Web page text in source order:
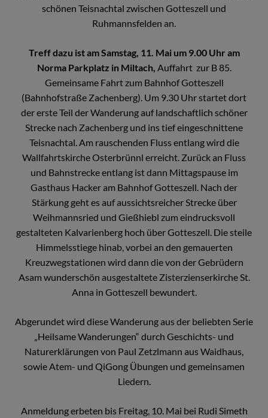
schönen Teisnachtal zwischen Gotteszell und
Ruhmannsfelden an.
Treff dazu ist am Samstag, 11. Mai um 9.00 Uhr am
Norma Parkplatz in Miltach, Auffahrt zur B 85.
Gemeinsame Fahrt zum Bahnhof Gotteszell
(Bahnhofstraße Zachenberg). Um 9.30 Uhr startet dort
der erste Teil der Wanderung auf landschaftlich schöner
Strecke nach Zachenberg und ins tief eingeschnittene
Teisnachtal. Am rauschenden Fluss entlang wird die
Wallfahrtskirche Osterbrünnl erreicht. Zurück an Fluss
und Bahnstrecke entlang ist dann Mittagspause im
Gasthaus Hacker am Bahnhof Gotteszell. Nach der
Stärkung geht es auf aussichtsreicher Strecke über
Weihmannsried und Gießhiebl zum eindrucksvoll
gestalteten Kalvarienberg hoch über Gotteszell. Die steile
Himmelsstiege hinab, vorbei an den gemauerten
Kreuzwegstationen wird dann die von der Gebrüdern
Asam wunderschön ausgestaltete Zisterzienserkirche St.
Anna in Gotteszell bewundert.
Abgerundet wird diese Wanderung aus der beliebten Serie
„Heilsame Wanderungen“ durch Geschichts- und
Naturerklärungen von Paul Zetzlmann aus Waidhaus,
sowie Atem- und QiGong Übungen und gemeinsamen
Liedern.
Anmeldung erbeten bis Freitag, 10. Mai bei Rudi Simeth